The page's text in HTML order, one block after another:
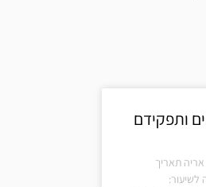
ותפקידם
תאריך